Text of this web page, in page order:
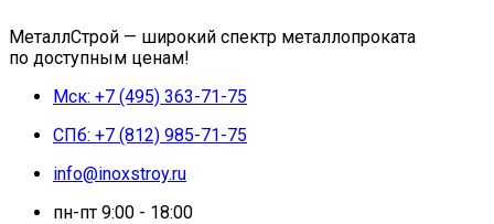
МеталлСтрой — широкий спектр металлопроката
по доступным ценам!
Мск: +7 (495) 363-71-75
СПб: +7 (812) 985-71-75
info@inoxstroy.ru
пн-пт 9:00 - 18:00